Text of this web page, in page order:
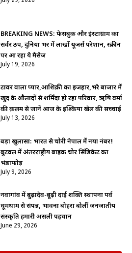
BREAKING NEWS: फेसबुक और इंस्टाग्राम का
सर्वर ठप, दुनिया भर में लाखों यूजर्स परेशान, स्क्रीन
पर आ रहा ये मैसेज
July 19, 2026
टावर वाला प्यार,आशिक़ी का इजहार,भरे बाजार में
खुद के औलादों से शर्मिंदा हो रहा परिवार, ऋषि वर्मा
की क़लम से जानें आज के इश्किया खेल की सच्चाई
July 13, 2026
बड़ा खुलासा: भारत से चोरी नेपाल में नया नंबर!
बुटवल में अंतरराष्ट्रीय बाइक चोर सिंडिकेट का
भंडाफोड़
July 9, 2026
नवागांव में बुढ़ादेव-बूढ़ी दाई शक्ति स्थापना पर्व
धूमधाम से संपन्न, भावना बोहरा बोलीं जनजातीय
संस्कृति हमारी असली पहचान
June 29, 2026